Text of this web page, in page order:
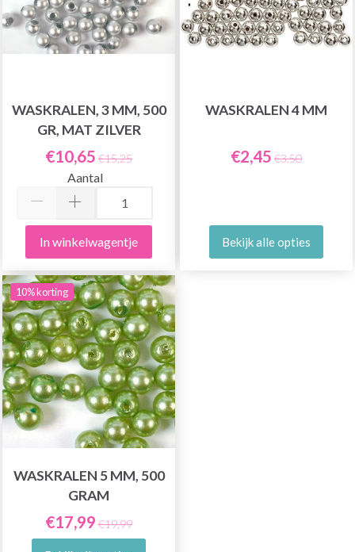
WASKRALEN, 3 MM, 500
GR, MAT ZILVER
€10,65 €15,25
Aantal
In winkelwagentje
WASKRALEN 4 MM
€2,45 €3,50
Bekijk alle opties
10% korting
WASKRALEN 5 MM, 500
GRAM
€17,99 €19,99